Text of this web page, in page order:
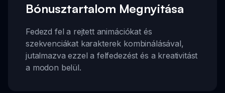
Bónusztartalom Megnyitása
Fedezd fel a rejtett animációkat és
szekvenciákat karakterek kombinálásával,
jutalmazva ezzel a felfedezést és a kreativitást
a modon belül.